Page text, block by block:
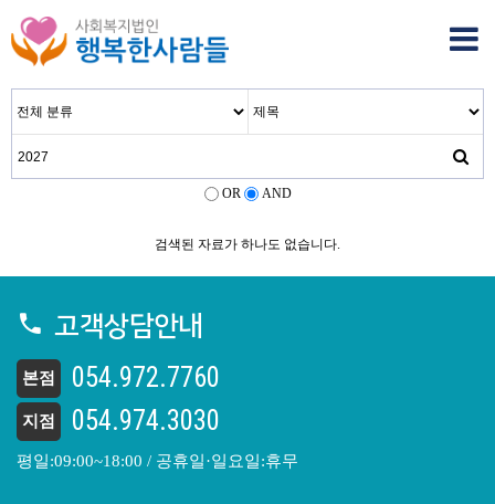
OR AND
검색된 자료가 하나도 없습니다.
고객상담안내
본점 054.972.7760
지점 054.974.3030
평일:09:00~18:00 / 공휴일·일요일:휴무